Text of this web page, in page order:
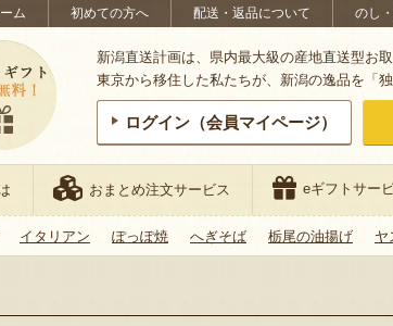
ム 初めての方へ 配送・返品について のし
新潟直送計画は、県内最大級の産地直送型お
東京から移住した私たちが、新潟の逸品を「
ログイン（会員マイページ）
おまとめ注文サービス eギフトサー
イタリアン ぽっぽ焼 へぎそば 栃尾の油揚げ ヤ